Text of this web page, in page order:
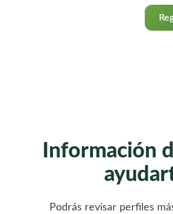
Información
Podrás revisar perfiles